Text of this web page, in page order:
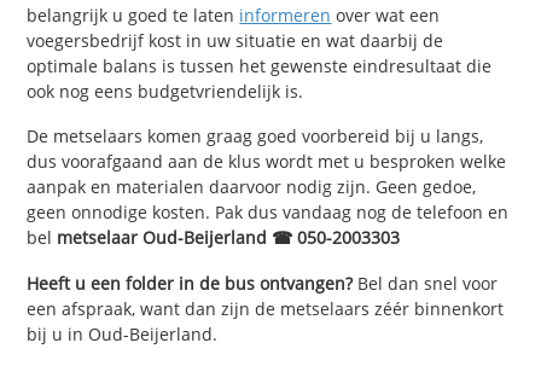
belangrijk u goed te laten informeren over wat een
voegersbedrijf kost in uw situatie en wat daarbij de
optimale balans is tussen het gewenste eindresultaat die
ook nog eens budgetvriendelijk is.
De metselaars komen graag goed voorbereid bij u langs,
dus voorafgaand aan de klus wordt met u besproken welke
aanpak en materialen daarvoor nodig zijn. Geen gedoe,
geen onnodige kosten. Pak dus vandaag nog de telefoon en
bel metselaar Oud-Beijerland ☎ 050-2003303
Heeft u een folder in de bus ontvangen?Bel dan snel voor
een afspraak, want dan zijn de metselaars zéér binnenkort
bij u in Oud-Beijerland.